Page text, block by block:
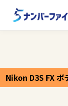
Nikon D3S FX ボ